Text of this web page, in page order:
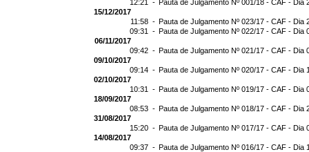
12:21 - Pauta de Julgamento Nº 001/18 - CAF - Dia
15/12/2017
11:58 - Pauta de Julgamento Nº 023/17 - CAF - Dia
09:31 - Pauta de Julgamento Nº 022/17 - CAF - Dia
06/11/2017
09:42 - Pauta de Julgamento Nº 021/17 - CAF - Dia
09/10/2017
09:14 - Pauta de Julgamento Nº 020/17 - CAF - Dia
02/10/2017
10:31 - Pauta de Julgamento Nº 019/17 - CAF - Dia
18/09/2017
08:53 - Pauta de Julgamento Nº 018/17 - CAF - Dia
31/08/2017
15:20 - Pauta de Julgamento Nº 017/17 - CAF - Dia
14/08/2017
09:37 - Pauta de Julgamento Nº 016/17 - CAF - Dia